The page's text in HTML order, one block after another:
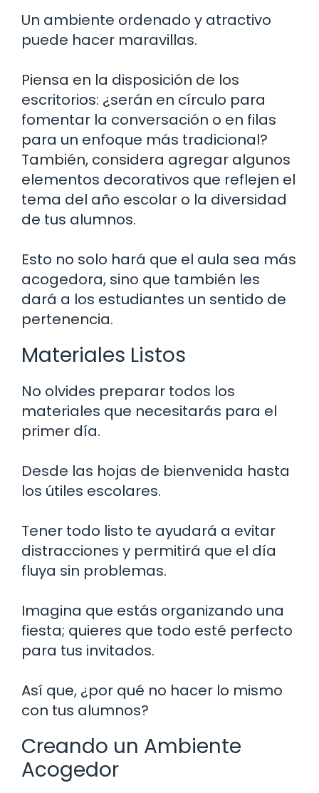
Un ambiente ordenado y atractivo
puede hacer maravillas.
Piensa en la disposición de los
escritorios: ¿serán en círculo para
fomentar la conversación o en filas
para un enfoque más tradicional?
También, considera agregar algunos
elementos decorativos que reflejen el
tema del año escolar o la diversidad
de tus alumnos.
Esto no solo hará que el aula sea más
acogedora, sino que también les
dará a los estudiantes un sentido de
pertenencia.
Materiales Listos
No olvides preparar todos los
materiales que necesitarás para el
primer día.
Desde las hojas de bienvenida hasta
los útiles escolares.
Tener todo listo te ayudará a evitar
distracciones y permitirá que el día
fluya sin problemas.
Imagina que estás organizando una
fiesta; quieres que todo esté perfecto
para tus invitados.
Así que, ¿por qué no hacer lo mismo
con tus alumnos?
Creando un Ambiente
Acogedor